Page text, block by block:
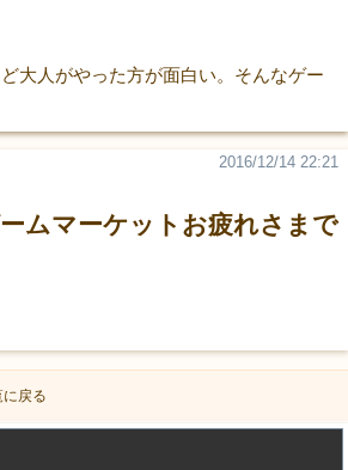
大人がやった方が面白い。そんなゲー
ームマーケットお疲れさまで
2016/12/14 22:21
に戻る